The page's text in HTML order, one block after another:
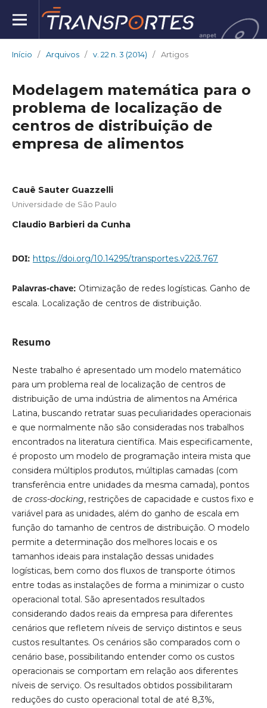
Início / Arquivos / v. 22 n. 3 (2014) / Artigos
Modelagem matemática para o
problema de localização de
centros de distribuição de
empresa de alimentos
Cauê Sauter Guazzelli
Universidade de São Paulo
Claudio Barbieri da Cunha
DOI: https://doi.org/10.14295/transportes.v22i3.767
Palavras-chave: Otimização de redes logísticas. Ganho de
escala. Localização de centros de distribuição.
Resumo
Neste trabalho é apresentado um modelo matemático
para um problema real de localização de centros de
distribuição de uma indústria de alimentos na América
Latina, buscando retratar suas peculiaridades operacionais
e que normalmente não são consideradas nos trabalhos
encontrados na literatura científica. Mais especificamente,
é proposto um modelo de programação inteira mista que
considera múltiplos produtos, múltiplas camadas (com
transferência entre unidades da mesma camada), pontos
de cross-docking, restrições de capacidade e custos fixo e
variável para as unidades, além do ganho de escala em
função do tamanho de centros de distribuição. O modelo
permite a determinação dos melhores locais e os
tamanhos ideais para instalação dessas unidades
logísticas, bem como dos fluxos de transporte ótimos
entre todas as instalações de forma a minimizar o custo
operacional total. São apresentados resultados
considerando dados reais da empresa para diferentes
cenários que refletem níveis de serviço distintos e seus
custos resultantes. Os cenários são comparados com o
cenário base, possibilitando entender como os custos
operacionais se comportam em relação aos diferentes
níveis de serviço. Os resultados obtidos possibilitaram
reduções do custo operacional total de até 8,3%,